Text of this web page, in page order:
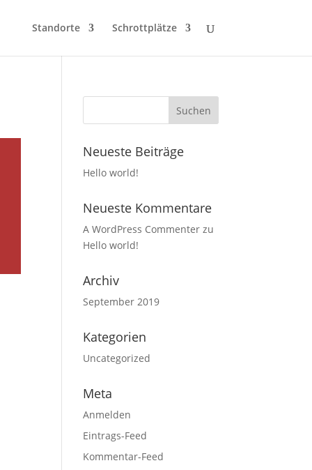
Standorte Schrottplätze
Neueste Beiträge
Hello world!
Neueste Kommentare
A WordPress Commenter zu
Hello world!
Archiv
September 2019
Kategorien
Uncategorized
Meta
Anmelden
Eintrags-Feed
Kommentar-Feed